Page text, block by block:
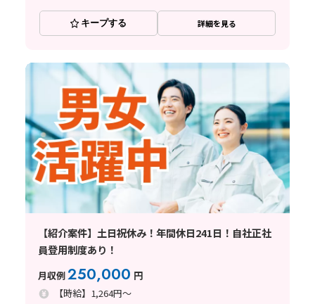
キープする 詳細を見る
【紹介案件】土日祝休み！年間休日241日！自社正社
員登用制度あり！
月収例250,000 円
【時給】1,264円～